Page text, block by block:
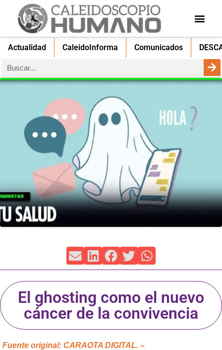
Actualidad CaleidoInforma Comunicados
El ghosting como el nuevo
cáncer de la convivencia
Fuente original: CARAOTA DIGITAL. –